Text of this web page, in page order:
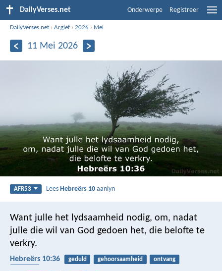
DailyVerses.net Onderwerpe Registreer
DailyVerses.net ›Argief ›2026 › Mei
11 Mei 2026
AFR53 LeesHebreërs 10 aanlyn
Want julle het lydsaamheid nodig, om, nadat
julle die wil van God gedoen het, die belofte te
verkry.
Hebreërs 10:36 geduld gehoorsaamheid
ontvang